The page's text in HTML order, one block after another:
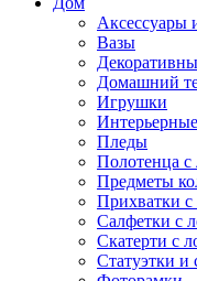
Аксессуары
Вазы
Домашний
Игрушки
Пледы
Полотенца с
Предметы
Прихватки с
Салфетки с
Скатерти с
Статуэтки и